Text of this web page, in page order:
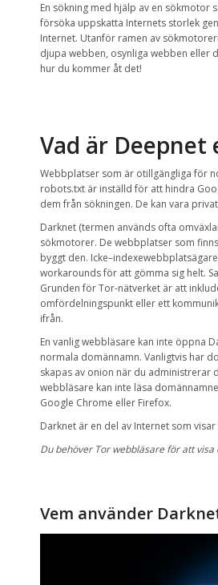
En sökning med hjälp av en sökmotor
försöka uppskatta Internets storlek
Internet. Utanför ramen av
djupa webben, osynliga webben eller
hur du kommer åt det!
Vad är Deepnet
Webbplatser som är otillgängligaför
robots.txt är inställd för att hindra
dem från sökningen. De kan vara
Darknet (termen används ofta
sökmotorer. De webbplatser som
byggt den. Icke–indexewebbplatsägare
workarounds för att gömma sig helt. S
Grunden förTor-nätverket är att
omfördelningspunkt eller ett
ifrån.
En vanligwebbläsare kan inte öppna
normala domännamn. Vanligtvis har
skapas av onion när du administrerar
webbläsare kan inte läsa
Google Chrome eller Firefox.
Darknet är en del av Internet som visar
Du behöver Tor webbläsare för att visa
Vem använder